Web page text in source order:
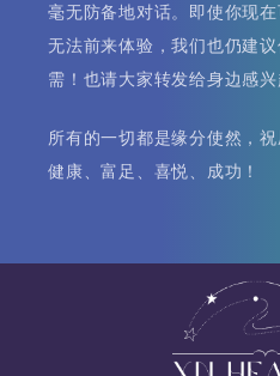
毫无防备地对话。即使你现
无法前来体验，我们也仍建
需！也请大家转发给身边感
所有的一切都是缘分使然，
健康、富足、喜悦、成功！